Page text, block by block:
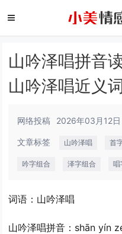
山吟泽唱拼音
山吟泽唱近义
网络投稿 2026年03月12日
文章标签 山吟泽唱 首
吟字组合 泽字组合 唱
词语：山吟泽唱
山吟泽唱拼音：shān yín